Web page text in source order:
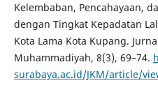
Kelembaban, Pencahayaan,
dengan Tingkat Kepadatan
Kota Lama Kota Kupang.
Muhammadiyah, 8(3), 69–74.
surabaya.ac.id/JKM/article/